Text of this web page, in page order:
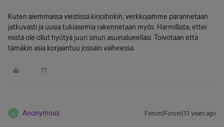
Kuten aiemmassa viestissä kirjoitinkin, verkkojamme parannetaan
jatkuvasti ja uusia tukiasemia rakennetaan myös. Harmillista, ettei
niistä ole ollut hyötyä juuri sinun asuinalueellasi. Toivotaan että
tämäkin asia korjaantuu jossain vaiheessa.
A Anonymous Forum|Forum|13 years ago